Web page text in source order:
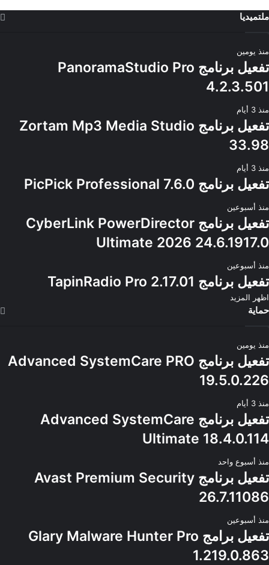
ملتميديا
منذ يومين
تفعيل برنامج PanoramaStudio Pro
4.2.3.501
منذ 3 أيام
تفعيل برنامج Zortam Mp3 Media Studio
33.98
منذ 3 أيام
تفعيل برنامج PicPick Professional 7.6.0
منذ أسبوعين
تفعيل برنامج CyberLink PowerDirector
Ultimate 2026 24.6.1917.0
منذ أسبوعين
تفعيل برنامج TapinRadio Pro 2.17.01
اظهر المزيد
حماية
منذ يومين
تفعيل برنامج Advanced SystemCare PRO
19.5.0.226
منذ 3 أيام
تفعيل برنامج Advanced SystemCare
Ultimate 18.4.0.114
منذ أسبوع واحد
تفعيل برنامج Avast Premium Security
26.7.11086
منذ أسبوعين
تفعيل برامج Glary Malware Hunter Pro
1.219.0.863